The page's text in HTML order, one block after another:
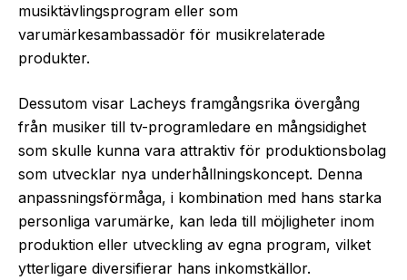
musiktävlingsprogram eller som
varumärkesambassadör för musikrelaterade
produkter.
Dessutom visar Lacheys framgångsrika övergång
från musiker till tv-programledare en mångsidighet
som skulle kunna vara attraktiv för produktionsbolag
som utvecklar nya underhållningskoncept. Denna
anpassningsförmåga, i kombination med hans starka
personliga varumärke, kan leda till möjligheter inom
produktion eller utveckling av egna program, vilket
ytterligare diversifierar hans inkomstkällor.